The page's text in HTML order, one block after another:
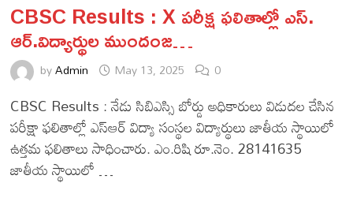
CBSC Results : X పరీక్ష ఫలితాల్లో ఎస్.
ఆర్.విద్యార్థుల ముందంజ…
byAdmin May 13, 2025 0
CBSC Results : నేడు సిబిఎస్సి బోర్డు అధికారులు విడుదల చేసిన
పరీక్షా ఫలితాల్లో ఎస్ఆర్ విద్యా సంస్థల విద్యార్థులు జాతీయ స్థాయిలో
ఉత్తమ ఫలితాలు సాధించారు. ఎం.రిషి రూ.నెం. 28141635
జాతీయ స్థాయిలో …